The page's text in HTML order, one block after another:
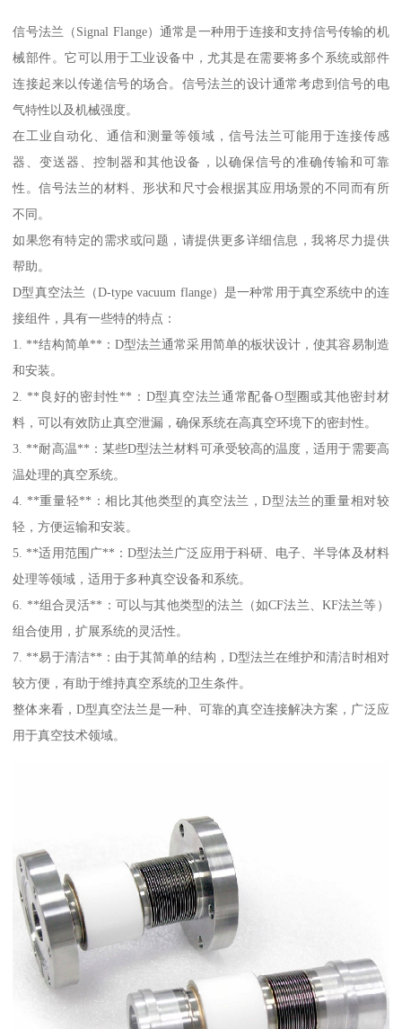
信号法兰（Signal Flange）通常是一种用于连接和支持信号传输的机
械部件。它可以用于工业设备中，尤其是在需要将多个系统或部件
连接起来以传递信号的场合。信号法兰的设计通常考虑到信号的电
气特性以及机械强度。
在工业自动化、通信和测量等领域，信号法兰可能用于连接传感
器、变送器、控制器和其他设备，以确保信号的准确传输和可靠
性。信号法兰的材料、形状和尺寸会根据其应用场景的不同而有所
不同。
如果您有特定的需求或问题，请提供更多详细信息，我将尽力提供
帮助。
D型真空法兰（D-type vacuum flange）是一种常用于真空系统中的连
接组件，具有一些特的特点：
1. **结构简单**：D型法兰通常采用简单的板状设计，使其容易制造
和安装。
2. **良好的密封性**：D型真空法兰通常配备O型圈或其他密封材
料，可以有效防止真空泄漏，确保系统在高真空环境下的密封性。
3. **耐高温**：某些D型法兰材料可承受较高的温度，适用于需要高
温处理的真空系统。
4. **重量轻**：相比其他类型的真空法兰，D型法兰的重量相对较
轻，方便运输和安装。
5. **适用范围广**：D型法兰广泛应用于科研、电子、半导体及材料
处理等领域，适用于多种真空设备和系统。
6. **组合灵活**：可以与其他类型的法兰（如CF法兰、KF法兰等）
组合使用，扩展系统的灵活性。
7. **易于清洁**：由于其简单的结构，D型法兰在维护和清洁时相对
较方便，有助于维持真空系统的卫生条件。
整体来看，D型真空法兰是一种、可靠的真空连接解决方案，广泛应
用于真空技术领域。